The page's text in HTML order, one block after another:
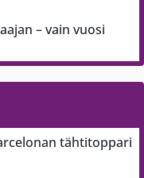
– vain vuosi
tähtitoppari